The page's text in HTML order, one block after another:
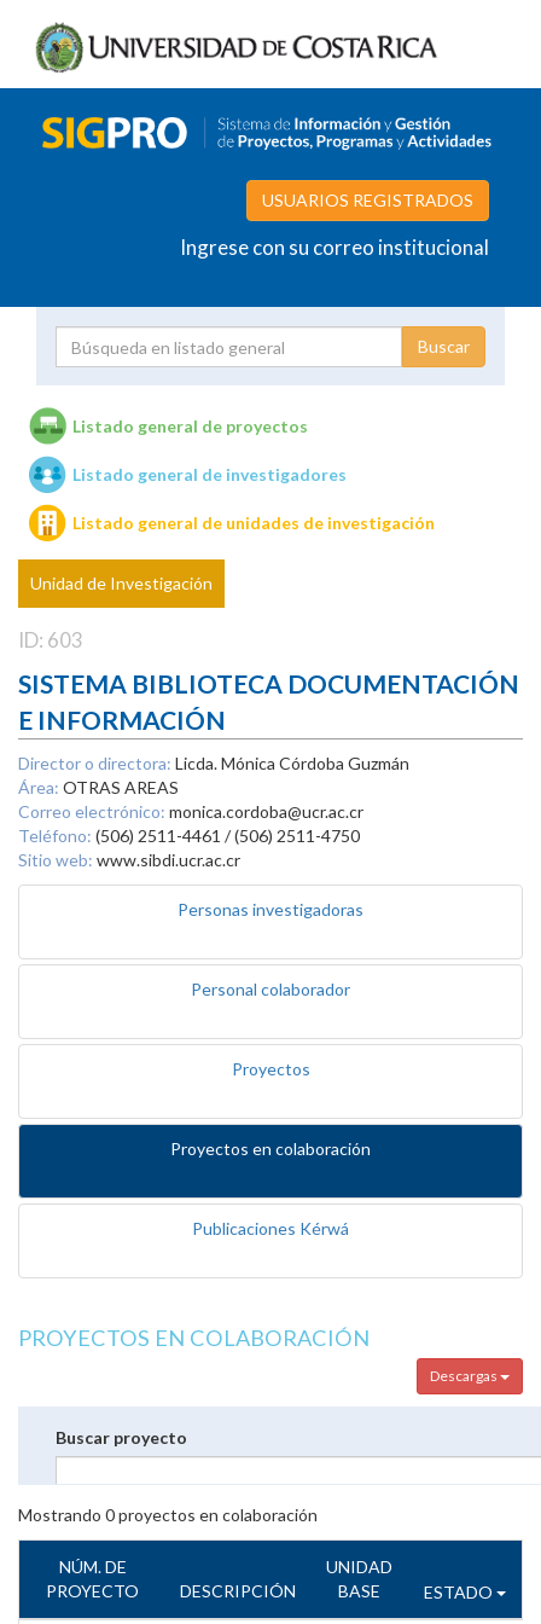
USUARIOS REGISTRADOS
Ingrese con su correo institucional
Unidades de investigación
Listado general de proyectos
Listado general de investigadores
Listado general de unidades de investigación
Unidad de Investigación
ID: 603
SISTEMA BIBLIOTECA DOCUMENTACIÓN
E INFORMACIÓN
Director o directora: Licda. Mónica Córdoba Guzmán
Área: OTRAS AREAS
Correo electrónico: monica.cordoba@ucr.ac.cr
Teléfono: (506) 2511-4461 / (506) 2511-4750
Sitio web: www.sibdi.ucr.ac.cr
Personas investigadoras
Personal colaborador
Proyectos
Proyectos en colaboración
Publicaciones Kérwá
PROYECTOS EN COLABORACIÓN
Descargas
Buscar proyecto
Mostrando 0proyectos en colaboración
NÚM. DE
PROYECTO
DESCRIPCIÓN
UNIDAD
BASE
ESTADO